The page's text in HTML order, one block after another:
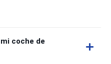
coche de